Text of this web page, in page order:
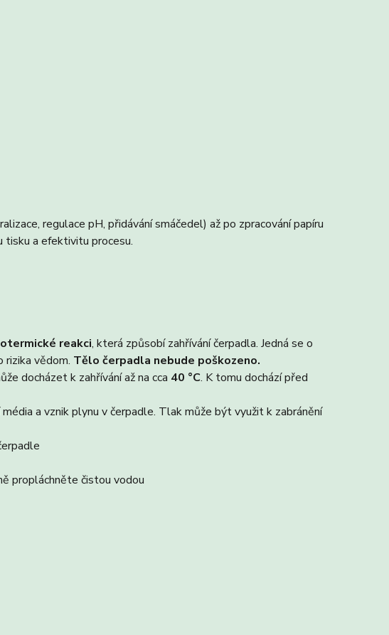
regulace pH, přidávání smáčedel) až po zpracování papíru
tisku a efektivitu procesu.
reakci, která způsobí zahřívání čerpadla. Jedná se o
vědom. Tělo čerpadla nebude poškozeno.
docházet k zahřívání až na cca 40 °C. K tomu dochází před
a vznik plynu v čerpadle. Tlak může být využit k zabránění
propláchněte čistou vodou